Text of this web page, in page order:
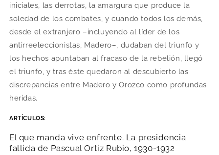
iniciales, las derrotas, la amargura que produce la
soledad de los combates, y cuando todos los demás,
desde el extranjero –incluyendo al líder de los
antirreeleccionistas, Madero–, dudaban del triunfo y
los hechos apuntaban al fracaso de la rebelión, llegó
el triunfo, y tras éste quedaron al descubierto las
discrepancias entre Madero y Orozco como profundas
heridas.
ARTÍCULOS:
El que manda vive enfrente. La presidencia
fallida de Pascual Ortiz Rubio, 1930-1932